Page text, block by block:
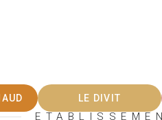
LE DIVIT